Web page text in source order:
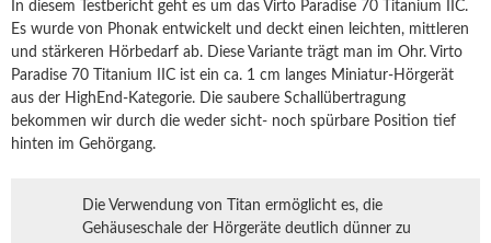
In diesem Testbericht geht es um das Virto Paradise 70 Titanium IIC.
Es wurde von Phonak entwickelt und deckt einen leichten, mittleren
und stärkeren Hörbedarf ab. Diese Variante trägt man im Ohr. Virto
Paradise 70 Titanium IIC ist ein ca. 1 cm langes Miniatur-Hörgerät
aus der HighEnd-Kategorie. Die saubere Schallübertragung
bekommen wir durch die weder sicht- noch spürbare Position tief
hinten im Gehörgang.
Die Verwendung von Titan ermöglicht es, die
Gehäuseschale der Hörgeräte deutlich dünner zu